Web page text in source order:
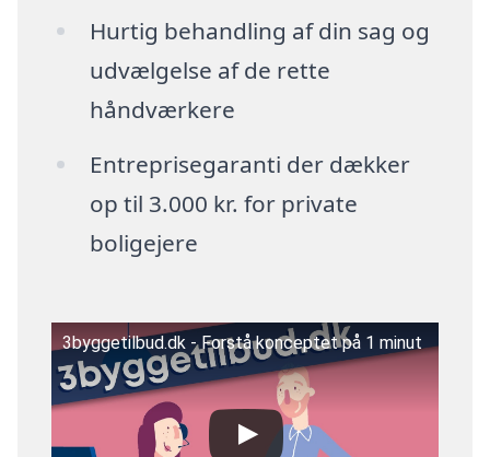
Hurtig behandling af din sag og
udvælgelse af de rette
håndværkere
Entreprisegaranti der dækker
op til 3.000 kr. for private
boligejere
3byggetilbud.dk - Forstå konceptet på 1 minut